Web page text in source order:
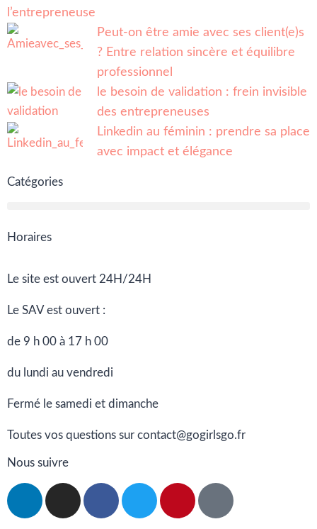
l’entrepreneuse
Peut-on être amie avec ses client(e)s
? Entre relation sincère et équilibre
professionnel
le besoin de validation : frein invisible
des entrepreneuses
Linkedin au féminin : prendre sa place
avec impact et élégance
Catégories
Horaires
Le site est ouvert 24H/24H
Le SAV est ouvert :
de 9 h 00 à 17 h 00
du lundi au vendredi
Fermé le samedi et dimanche
Toutes vos questions sur contact@gogirlsgo.fr
Nous suivre